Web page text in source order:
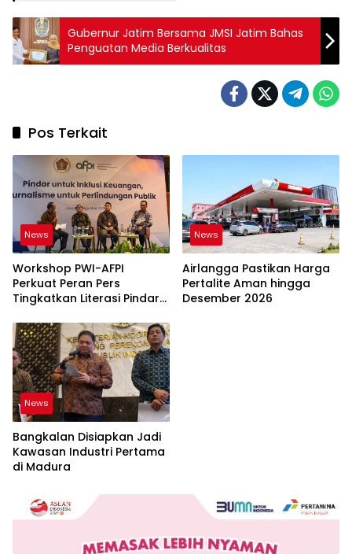
Gubernur Jatim Bersama JMSI Jatim Bahas
Penguatan Media Berkualitas
Pos Terkait
News
Workshop PWI-AFPI
Perkuat Peran Pers
Tingkatkan Literasi Pindar
Masyarakat
News
Airlangga Pastikan Harga
Pertalite Aman hingga
Desember 2026
News
Bangkalan Disiapkan Jadi
Kawasan Industri Pertama
di Madura